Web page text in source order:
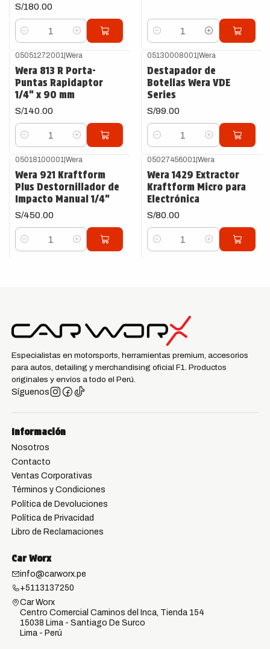
S/180.00
Cantidad Cantidad
05051272001 |Wera
Wera 813 R Porta-
Puntas Rapidaptor
1/4" x 90 mm
S/140.00
Cantidad
05130008001 |Wera
Destapador de
Botellas Wera VDE
Series
S/99.00
Cantidad
05018100001 |Wera
Wera 921 Kraftform
Plus Destornillador de
Impacto Manual 1/4"
S/450.00
Cantidad
05027456001 |Wera
Wera 1429 Extractor
Kraftform Micro para
Electrónica
S/80.00
Cantidad
Especialistas en motorsports, herramientas premium, accesorios
para autos, detailing y merchandising oficial F1. Productos
originales y envíos a todo el Perú.
Síguenos
Información
Nosotros
Contacto
Ventas Corporativas
Términos y Condiciones
Política de Devoluciones
Política de Privacidad
Libro de Reclamaciones
Car Worx
info@carworx.pe
+5113137250
Car Worx
Centro Comercial Caminos del Inca, Tienda 154
15038 Lima - Santiago De Surco
Lima - Perú